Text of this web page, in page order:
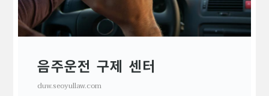
음주운전 구제 센터
duw.seoyullaw.com